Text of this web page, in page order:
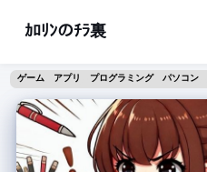
ｶﾛﾘﾝのﾁﾗ裏
ゲーム アプリ プログラミング パソコン